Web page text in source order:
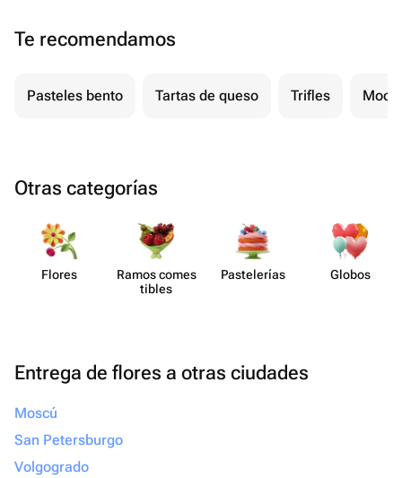
Te recomendamos
Pasteles bento Tartas de queso Trifles Mochi
Otras categorías
Flores
Ramos comes​
tibles
Paste​lerías Globos
Entrega de flores a otras ciudades
Moscú
San Petersburgo
Volgogrado